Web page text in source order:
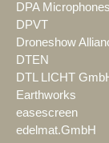
DPA Microphones
DPVT
Droneshow
DTEN
DTL LICHT
Earthworks
easescreen
edelmat.GmbH